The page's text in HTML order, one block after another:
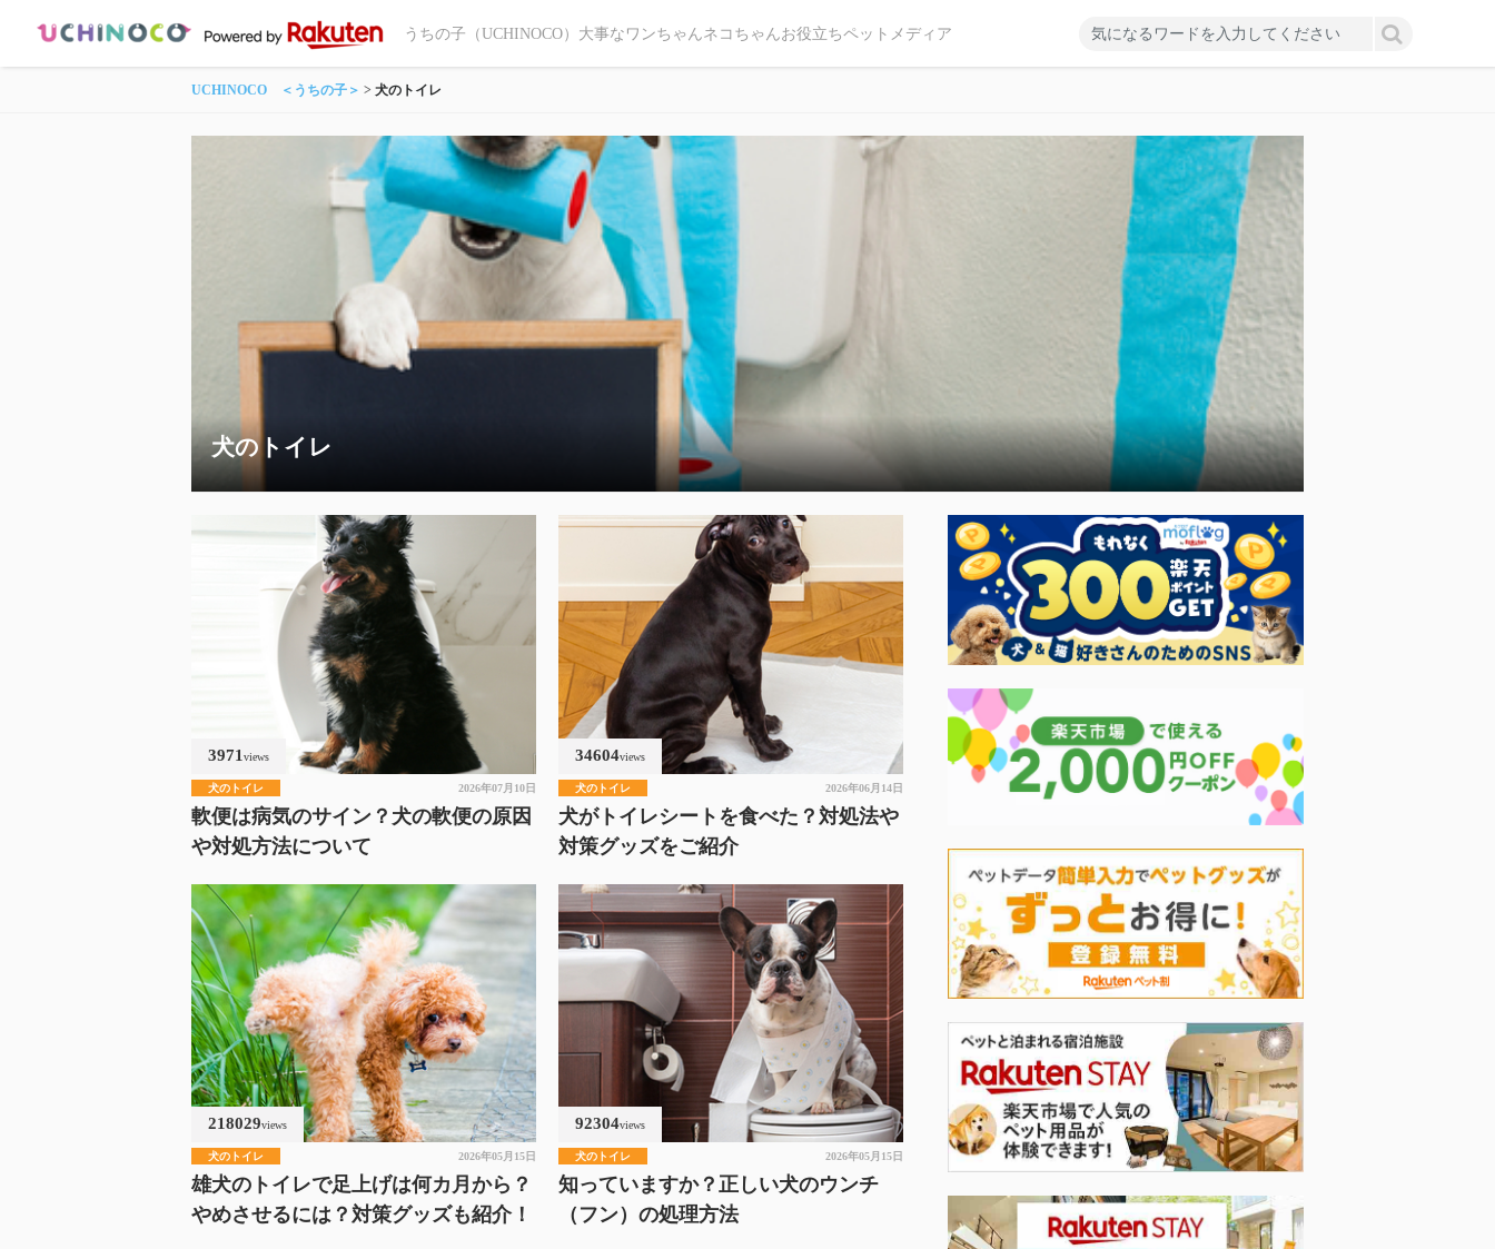
うちの子（UCHINOCO）大事なワンちゃんネコちゃんお役立ちペットメディア
UCHINOCO ＜うちの子＞ 犬のトイレ
犬のトイレ
3971 views
犬のトイレ 2026年07月10日
軟便は病気のサイン？犬の軟便の原因
や対処方法について
34604views
犬のトイレ 2026年06月14日
犬がトイレシートを食べた？対処法や
対策グッズをご紹介
218029views
犬のトイレ 2026年05月15日
雄犬のトイレで足上げは何カ月から？
やめさせるには？対策グッズも紹介！
92304views
犬のトイレ 2026年05月15日
知っていますか？正しい犬のウンチ
（フン）の処理方法